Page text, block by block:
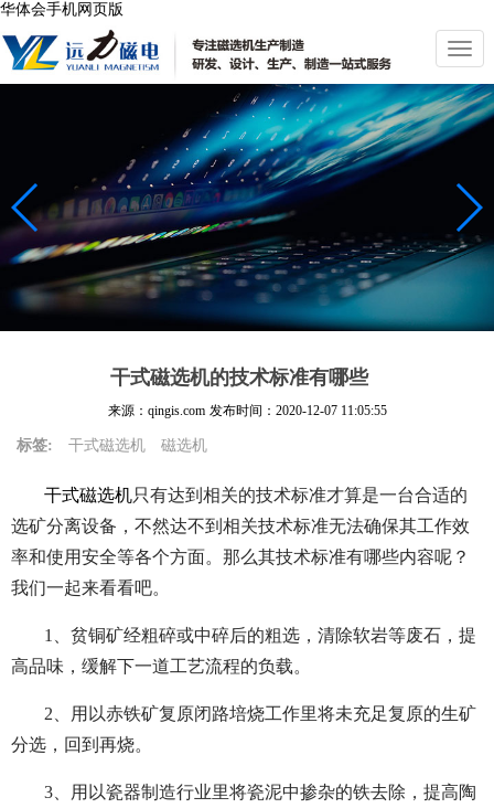
华体会手机网页版
切
换
导
航
干式磁选机的技术标准有哪些
来源：qingis.com 发布时间： 2020-12-07 11:05:55
标签: 干式磁选机 磁选机
干式磁选机只有达到相关的技术标准才算是一台合适的
选矿分离设备，不然达不到相关技术标准无法确保其工作效
率和使用安全等各个方面。那么其技术标准有哪些内容呢？
我们一起来看看吧。
1、贫铜矿经粗碎或中碎后的粗选，清除软岩等废石，提
高品味，缓解下一道工艺流程的负载。
2、用以赤铁矿复原闭路培烧工作里将未充足复原的生矿
分选，回到再烧。
3、用以瓷器制造行业里将瓷泥中掺杂的铁去除，提高陶